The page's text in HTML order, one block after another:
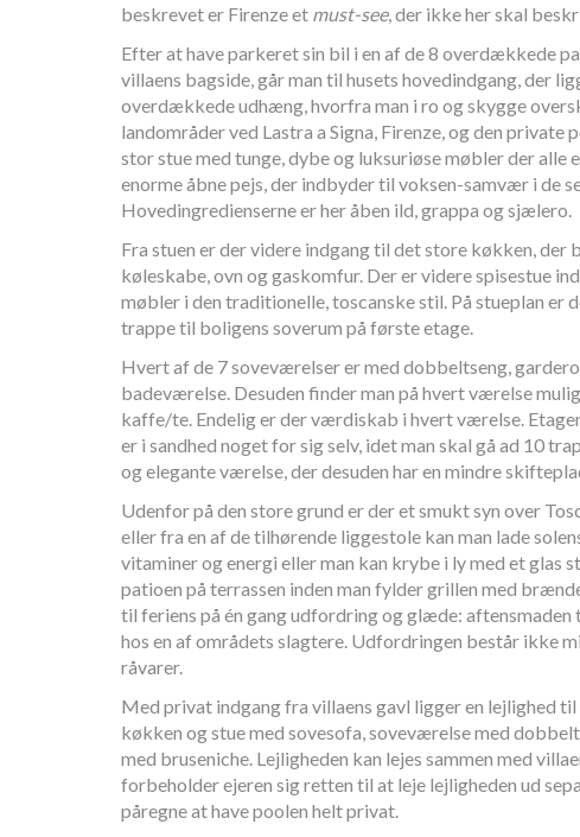
beskrevet er Firenze et must-see, der ikke her skal
Efter at have parkeret sin bil i en af de 8 overdækkede
villaens bagside, går man til husets hovedindgang, der
overdækkede udhæng, hvorfra man i ro og skygge
landområder ved Lastra a Signa, Firenze, og den private
stor stue med tunge, dybe og luksuriøse møbler der alle
enorme åbne pejs, der indbyder til voksen-samvær i de
Hovedingredienserne er her åben ild, grappa og sjælero.
Fra stuen er der videre indgang til det store køkken, der
køleskabe, ovn og gaskomfur. Der er videre spisestue
møbler i den traditionelle, toscanske stil. På stueplan er
trappe til boligens soverum på første etage.
Hvert af de 7 soveværelser er med dobbeltseng,
badeværelse. Desuden finder man på hvert værelse
kaffe/te. Endelig er der værdiskab i hvert værelse.
er i sandhed noget for sig selv, idet man skal gå ad 10
og elegante værelse, der desuden har en mindre
Udenfor på den store grund er der et smukt syn over
eller fra en af de tilhørende liggestole kan man lade
vitaminer og energi eller man kan krybe i ly med et glas
patioen på terrassen inden man fylder grillen med
til feriens på én gang udfordring og glæde:
hos en af områdets slagtere. Udfordringen består ikke
råvarer.
Med privat indgang fra villaens gavl ligger en lejlighed til
køkken og stue med sovesofa, soveværelse med
med bruseniche. Lejligheden kan lejes sammen med
forbeholder ejeren sig retten til at leje lejligheden ud
påregne at have poolen helt privat.